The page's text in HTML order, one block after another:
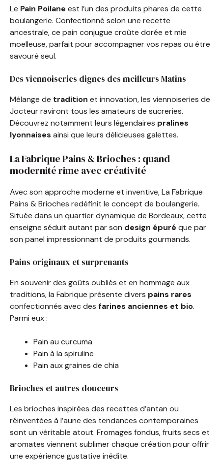
Le Pain Poilane est l’un des produits phares de cette
boulangerie. Confectionné selon une recette
ancestrale, ce pain conjugue croûte dorée et mie
moelleuse, parfait pour accompagner vos repas ou être
savouré seul.
Des viennoiseries dignes des meilleurs Matins
Mélange de tradition et innovation, les viennoiseries de
Jocteur raviront tous les amateurs de sucreries.
Découvrez notamment leurs légendaires pralines
lyonnaises ainsi que leurs délicieuses galettes.
La Fabrique Pains & Brioches : quand
modernité rime avec créativité
Avec son approche moderne et inventive, La Fabrique
Pains & Brioches redéfinit le concept de boulangerie.
Située dans un quartier dynamique de Bordeaux, cette
enseigne séduit autant par son design épuré que par
son panel impressionnant de produits gourmands.
Pains originaux et surprenants
En souvenir des goûts oubliés et en hommage aux
traditions, la Fabrique présente divers pains rares
confectionnés avec des farines anciennes et bio.
Parmi eux :
Pain au curcuma
Pain à la spiruline
Pain aux graines de chia
Brioches et autres douceurs
Les brioches inspirées des recettes d’antan ou
réinventées à l’aune des tendances contemporaines
sont un véritable atout. Fromages fondus, fruits secs et
aromates viennent sublimer chaque création pour offrir
une expérience gustative inédite.